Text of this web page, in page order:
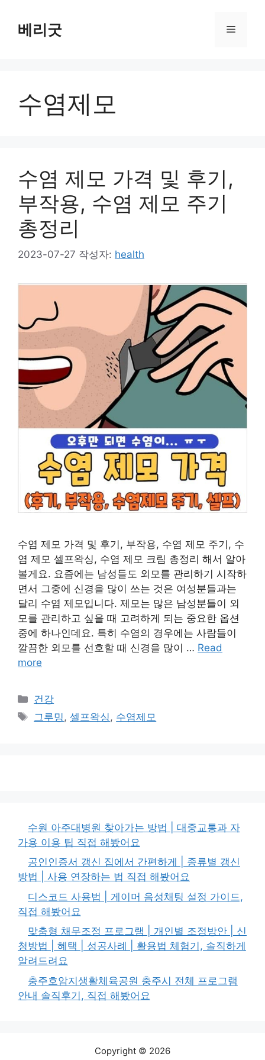
베리굿 메
수염제모
수염 제모 가격 및 후기,
부작용, 수염 제모 주기
총정리
2023-07-27 작성자: health
수염 제모 가격 및 후기, 부작용, 수염 제모 주기, 수
염 제모 셀프왁싱, 수염 제모 크림 총정리 해서 알아
볼게요. 요즘에는 남성들도 외모를 관리하기 시작하
면서 그중에 신경을 많이 쓰는 것은 여성분들과는
달리 수염 제모입니다. 제모는 많은 남성분들이 외
모를 관리하고 싶을 때 고려하게 되는 중요한 옵션
중에 하나인데요. 특히 수염의 경우에는 사람들이
깔끔한 외모를 선호할 때 신경을 많이 … Read
more
카
테
건강
태
그루밍 ,셀프왁싱 , 수염제모
수원 아주대병원 찾아가는 방법 | 대중교통과 자
가용 이용 팁 직접 해봤어요
공인인증서 갱신 집에서 간편하게 | 종류별 갱신
방법 | 사용 연장하는 법 직접 해봤어요
디스코드 사용법 | 게이머 음성채팅 설정 가이드,
직접 해봤어요
맞춤형 채무조정 프로그램 | 개인별 조정방안 | 신
청방법 | 혜택 | 성공사례 | 활용법 체험기, 솔직하게
알려드려요
충주호암지생활체육공원 충주시 전체 프로그램
안내 솔직후기, 직접 해봤어요
Copyright © 2026